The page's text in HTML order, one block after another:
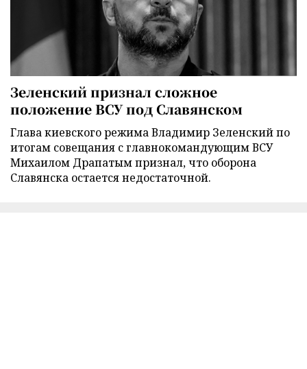
Зеленский признал сложное
положение ВСУ под Славянском
Глава киевского режима Владимир Зеленский по
итогам совещания с главнокомандующим ВСУ
Михаилом Драпатым признал, что оборона
Славянска остается недостаточной.